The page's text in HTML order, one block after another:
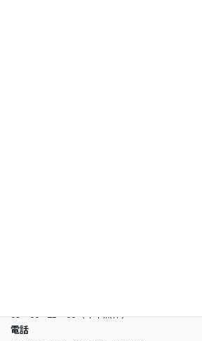
09：00 - 21：00（年中無休）
電話